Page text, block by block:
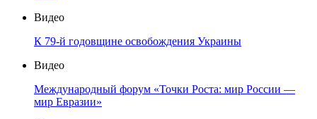
Видео
К 79-й годовщине освобождения Украины
Видео
Международный форум «Точки Роста: мир России —
мир Евразии»